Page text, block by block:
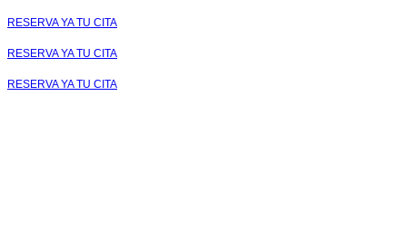
RESERVA YA TU CITA
RESERVA YA TU CITA
RESERVA YA TU CITA